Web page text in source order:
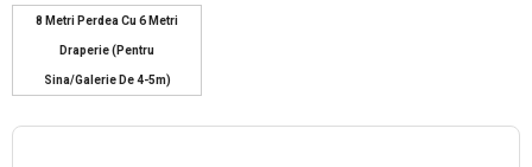
8 Metri Perdea Cu 6 Metri
Draperie (pentru
Sina/galerie De 4-5m)